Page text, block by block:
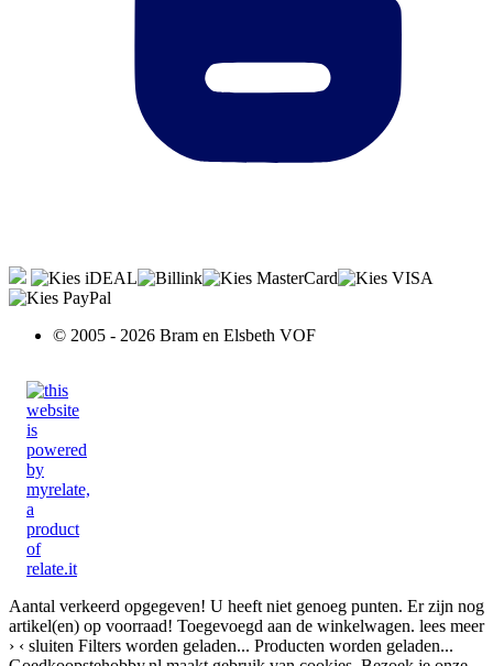
© 2005 - 2026 Bram en Elsbeth VOF
Aantal verkeerd opgegeven! U heeft niet genoeg punten. Er zijn nog
artikel(en) op voorraad! Toegevoegd aan de winkelwagen. lees meer
› ‹ sluiten Filters worden geladen... Producten worden geladen...